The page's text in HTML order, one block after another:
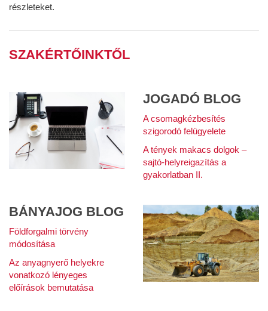
részleteket.
SZAKÉRTŐINKTŐL
JOGADÓ BLOG
A csomagkézbesítés
szigorodó felügyelete
A tények makacs dolgok –
sajtó-helyreigazítás a
gyakorlatban II.
BÁNYAJOG BLOG
Földforgalmi törvény
módosítása
Az anyagnyerő helyekre
vonatkozó lényeges
előírások bemutatása